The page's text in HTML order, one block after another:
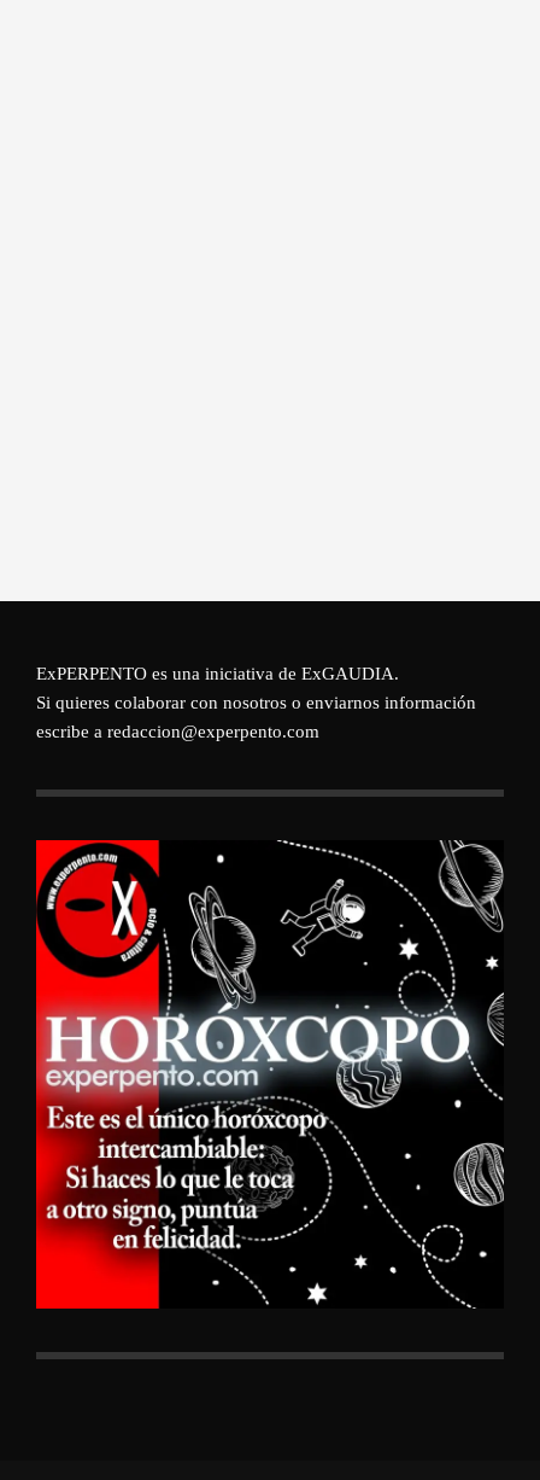
ExPERPENTO es una iniciativa de ExGAUDIA.
Si quieres colaborar con nosotros o enviarnos información
escribe a redaccion@experpento.com